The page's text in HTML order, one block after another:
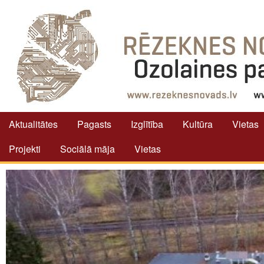
Aktualitātes Pagasts Izglītība Kultūra
Vietas
Projekti
Sociālā māja Vietas